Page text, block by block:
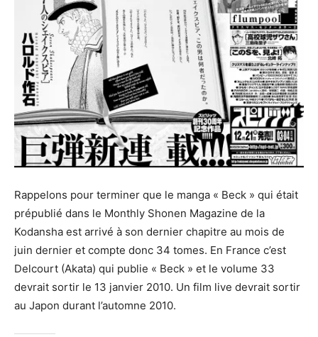
Rappelons pour terminer que le manga « Beck » qui était
prépublié dans le Monthly Shonen Magazine de la
Kodansha est arrivé à son dernier chapitre au mois de
juin dernier et compte donc 34 tomes. En France c’est
Delcourt (Akata) qui publie « Beck » et le volume 33
devrait sortir le 13 janvier 2010. Un film live devrait sortir
au Japon durant l’automne 2010.